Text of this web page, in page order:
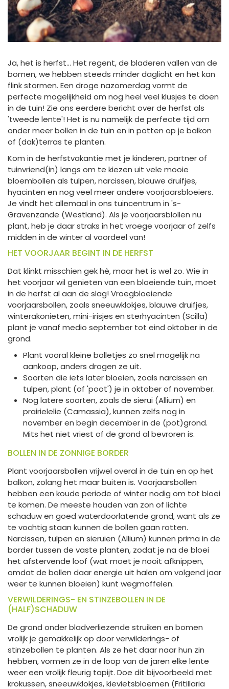
Ja, het is herfst… Het regent, de bladeren vallen van de
bomen, we hebben steeds minder daglicht en het kan
flink stormen. Een droge nazomerdag vormt de
perfecte mogelijkheid om nog heel veel klusjes te doen
in de tuin! Zie ons eerdere bericht over de herfst als
'tweede lente'! Het is nu namelijk de perfecte tijd om
onder meer bollen in de tuin en in potten op je balkon
of (dak)terras te planten.
Kom in de herfstvakantie met je kinderen, partner of
tuinvriend(in) langs om te kiezen uit vele mooie
bloembollen als tulpen, narcissen, blauwe druifjes,
hyacinten en nog veel meer andere voorjaarsbloeiers.
Je vindt het allemaal in ons tuincentrum in 's-
Gravenzande (Westland). Als je voorjaarsblollen nu
plant, heb je daar straks in het vroege voorjaar of zelfs
midden in de winter al voordeel van!
HET VOORJAAR BEGINT IN DE HERFST
Dat klinkt misschien gek hè, maar het is wel zo. Wie in
het voorjaar wil genieten van een bloeiende tuin, moet
in de herfst al aan de slag! Vroegbloeiende
voorjaarsbollen, zoals sneeuwklokjes, blauwe druifjes,
winterakonieten, mini-irisjes en sterhyacinten (Scilla)
plant je vanaf medio september tot eind oktober in de
grond.
Plant vooral kleine bolletjes zo snel mogelijk na
aankoop, anders drogen ze uit.
Soorten die iets later bloeien, zoals narcissen en
tulpen, plant (of 'poot') je in oktober of november.
Nog latere soorten, zoals de sierui (Allium) en
prairielelie (Camassia), kunnen zelfs nog in
november en begin december in de (pot)grond.
Mits het niet vriest of de grond al bevroren is.
BOLLEN IN DE ZONNIGE BORDER
Plant voorjaarsbollen vrijwel overal in de tuin en op het
balkon, zolang het maar buiten is. Voorjaarsbollen
hebben een koude periode of winter nodig om tot bloei
te komen. De meeste houden van zon of lichte
schaduw en goed waterdoorlatende grond, want als ze
te vochtig staan kunnen de bollen gaan rotten.
Narcissen, tulpen en sieruien (Allium) kunnen prima in de
border tussen de vaste planten, zodat je na de bloei
het afstervende loof (wat moet je nooit afknippen,
omdat de bollen daar energie uit halen om volgend jaar
weer te kunnen bloeien) kunt wegmoffelen.
VERWILDERINGS- EN STINZEBOLLEN IN DE
(HALF)SCHADUW
De grond onder bladverliezende struiken en bomen
vrolijk je gemakkelijk op door verwilderings- of
stinzebollen te planten. Als ze het daar naar hun zin
hebben, vormen ze in de loop van de jaren elke lente
weer een vrolijk fleurig tapijt. Doe dit bijvoorbeeld met
krokussen, sneeuwklokjes, kievietsbloemen (Fritillaria